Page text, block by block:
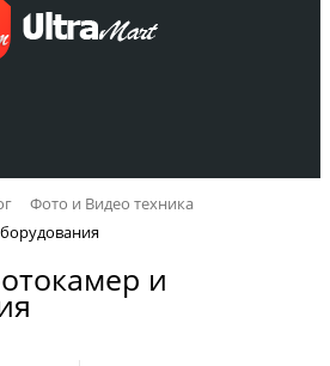
Фото и Видео техника
и